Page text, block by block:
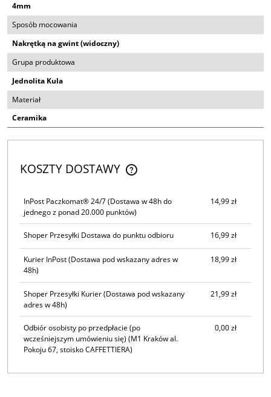
4mm
Sposób mocowania
Nakrętką na gwint (widoczny)
Grupa produktowa
Jednolita Kula
Materiał
Ceramika
KOSZTY DOSTAWY
CENA NIE ZAWIERA EWENTUALNYCH KOSZTÓW PŁATNOŚCI
InPost Paczkomat® 24/7(Dostawa w 48h do
jednego z ponad 20.000 punktów)
14,99 zł
Shoper Przesyłki Dostawa do punktu odbioru 16,99 zł
Kurier InPost(Dostawa pod wskazany adres w
48h)
18,99 zł
Shoper Przesyłki Kurier(Dostawa pod wskazany
adres w 48h)
21,99 zł
Odbiór osobisty po przedpłacie (po
wcześniejszym umówieniu się) (M1 Kraków al.
Pokoju 67, stoisko CAFFETTIERA)
0,00 zł